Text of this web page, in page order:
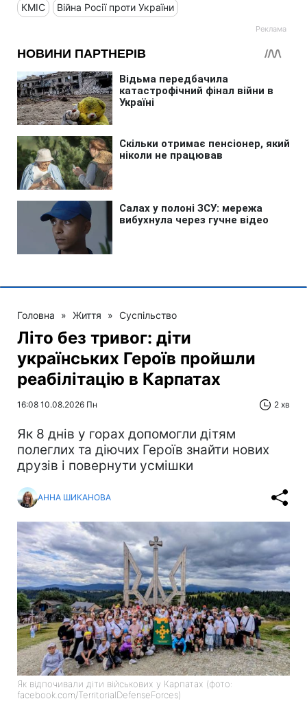
КМІС Війна Росії проти України
Головна » Життя » Суспільство
Літо без тривог: діти
українських Героїв пройшли
реабілітацію в Карпатах
16:08 10.08.2026 Пн 2 хв
Як 8 днів у горах допомогли дітям
полеглих та діючих Героїв знайти нових
друзів і повернути усмішки
АННА ШИКАНОВА
Як відпочивали діти військових у Карпатах (фото:
facebook.com/TerritorialDefenseForces)